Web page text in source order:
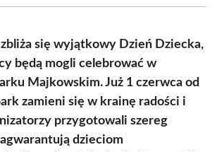
się wyjątkowy Dzień Dziecka,
będą mogli celebrować w
Majkowskim. Już 1 czerwca od
zamieni się w krainę radości i
przygotowali szereg
dzieciom